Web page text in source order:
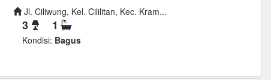
Jl. Ciliwung, Kel. Cililitan, Kec. Kram...
3 1
Kondisi: Bagus